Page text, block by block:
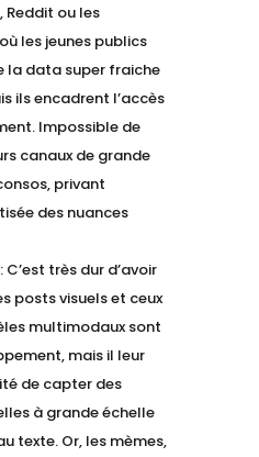
Reddit ou les
les jeunes publics
la data super fraiche
ils encadrent l’accès
Impossible de
canaux de grande
privant
des nuances
: C’est très dur d’avoir
posts visuels et ceux
multimodaux sont
mais il leur
de capter des
à grande échelle
texte. Or, les mèmes,